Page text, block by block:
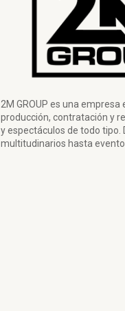
2M GROUP es una
producción, contratación y
y espectáculos de todo tipo.
multitudinarios hasta